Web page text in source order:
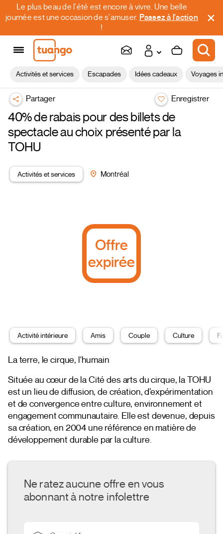
Le plus beau de l'été est encore à vivre. Une belle
journée est une occasion de s'amuser. Passez à l'action
!
Activités et services Escapades Idées cadeaux Voyages
Partager Enregistrer
40% de rabais pour des billets de
spectacle au choix présenté par la
TOHU
Activités et services Montréal
Offre
expirée
Activité intérieure Amis Couple Culture
La terre, le cirque, l'humain
Située au cœur de la Cité des arts du cirque, la TOHU
est un lieu de diffusion, de création, d’expérimentation
et de convergence entre culture, environnement et
engagement communautaire. Elle est devenue, depuis
sa création, en 2004 une référence en matière de
développement durable par la culture.
Ne ratez aucune offre en vous
abonnant à notre infolettre